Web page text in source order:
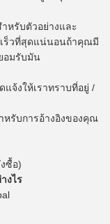
หรับตัวอย่างและ
เร็วที่สุดแน่นอนถ้าคุณมี
อมรับมัน
จ้งให้เราทราบที่อยู่ /
หรับการอ้างอิงของคุณ
ซื้อ)
งไร